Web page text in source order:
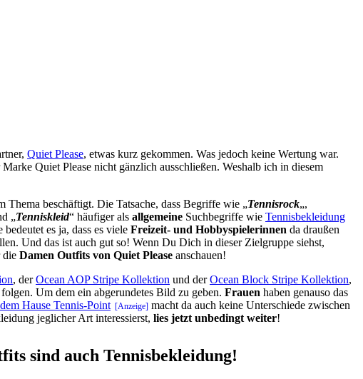
Quiet Please, etwas kurz gekommen. Was jedoch keine Wertung war.
Quiet Please nicht gänzlich ausschließen. Weshalb ich in diesem
Thema beschäftigt. Die Tatsache, dass Begriffe wie „Tennisrock„,
„Tenniskleid“ häufiger als allgemeine Suchbegriffe wie Tennisbekleidung
es ja, dass es viele Freizeit- und Hobbyspielerinnen da draußen
Und das ist auch gut so! Wenn Du Dich in dieser Zielgruppe siehst,
die Damen Outfits von Quiet Please anschauen!
, derOcean AOP Stripe Kollektion und derOcean Block Stripe Kollektion,
Um dem ein abgerundetes Bild zu geben. Frauen haben genauso das
Hause Tennis-Point
macht da auch keine Unterschiede zwischen
jeglicher Art interessierst, lies jetzt unbedingt weiter!
sind auch Tennisbekleidung!